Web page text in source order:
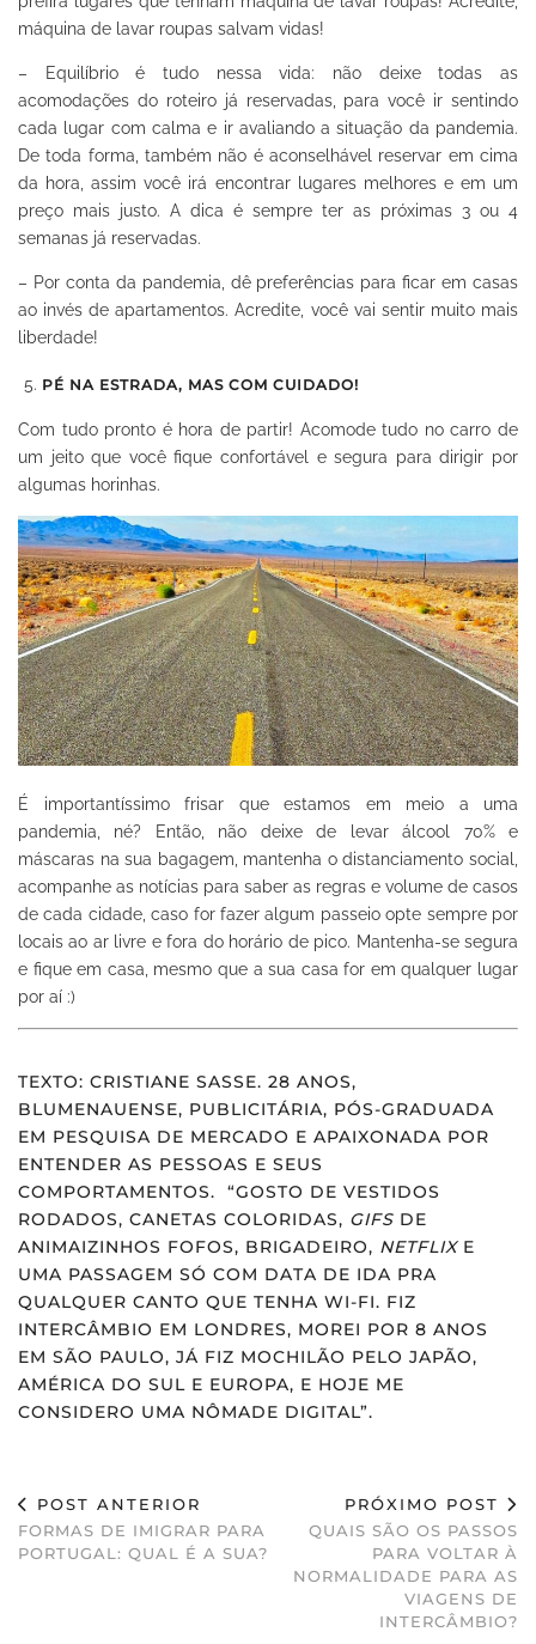
máquina de lavar roupas salvam vidas!
– Equilíbrio é tudo nessa vida: não deixe todas as
acomodações do roteiro já reservadas, para você ir sentindo
cada lugar com calma e ir avaliando a situação da pandemia.
De toda forma, também não é aconselhável reservar em cima
da hora, assim você irá encontrar lugares melhores e em um
preço mais justo. A dica é sempre ter as próximas 3 ou 4
semanas já reservadas.
– Por conta da pandemia, dê preferências para ficar em casas
ao invés de apartamentos. Acredite, você vai sentir muito mais
liberdade!
PÉ NA ESTRADA, MAS COM CUIDADO!
Com tudo pronto é hora de partir! Acomode tudo no carro de
um jeito que você fique confortável e segura para dirigir por
algumas horinhas.
É importantíssimo frisar que estamos em meio a uma
pandemia, né? Então, não deixe de levar álcool 70% e
máscaras na sua bagagem, mantenha o distanciamento social,
acompanhe as notícias para saber as regras e volume de casos
de cada cidade, caso for fazer algum passeio opte sempre por
locais ao ar livre e fora do horário de pico. Mantenha-se segura
e fique em casa, mesmo que a sua casa for em qualquer lugar
por aí :)
TEXTO: CRISTIANE SASSE. 28 ANOS,
BLUMENAUENSE, PUBLICITÁRIA, PÓS-GRADUADA
EM PESQUISA DE MERCADO E APAIXONADA POR
ENTENDER AS PESSOAS E SEUS
COMPORTAMENTOS. “GOSTO DE VESTIDOS
RODADOS, CANETAS COLORIDAS, GIFS DE
ANIMAIZINHOS FOFOS, BRIGADEIRO, NETFLIXE
UMA PASSAGEM SÓ COM DATA DE IDA PRA
QUALQUER CANTO QUE TENHA WI-FI. FIZ
INTERCÂMBIO EM LONDRES, MOREI POR 8 ANOS
EM SÃO PAULO, JÁ FIZ MOCHILÃO PELO JAPÃO,
AMÉRICA DO SUL E EUROPA, E HOJE ME
CONSIDERO UMA NÔMADE DIGITAL”.
POST ANTERIOR
FORMAS DE IMIGRAR PARA
PORTUGAL: QUAL É A SUA?
PRÓXIMO POST
QUAIS SÃO OS PASSOS
PARA VOLTAR À
NORMALIDADE PARA AS
VIAGENS DE
INTERCÂMBIO?